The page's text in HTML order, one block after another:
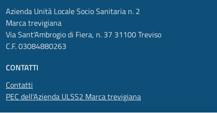
Azienda Unità Locale Socio Sanitaria n. 2
Marca trevigiana
Via Sant'Ambrogio di Fiera, n. 37 31100 Treviso
C.F. 03084880263
CONTATTI
Contatti
PEC dell'Azienda ULSS2 Marca trevigiana